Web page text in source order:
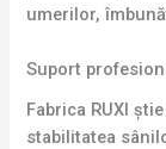
umerilor,
Suport
Fabrica RUXI
stabilitatea